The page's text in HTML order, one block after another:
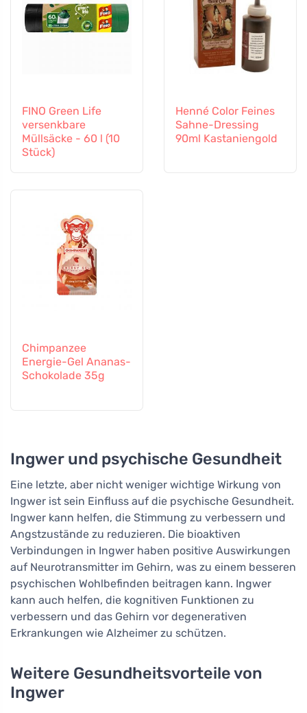
FINO Green Life
versenkbare
Müllsäcke - 60 l (10
Stück)
Henné Color Feines
Sahne-Dressing
90ml Kastaniengold
Chimpanzee
Energie-Gel Ananas-
Schokolade 35g
Ingwer und psychische Gesundheit
Eine letzte, aber nicht weniger wichtige Wirkung von
Ingwer ist sein Einfluss auf die psychische Gesundheit.
Ingwer kann helfen, die Stimmung zu verbessern und
Angstzustände zu reduzieren. Die bioaktiven
Verbindungen in Ingwer haben positive Auswirkungen
auf Neurotransmitter im Gehirn, was zu einem besseren
psychischen Wohlbefinden beitragen kann. Ingwer
kann auch helfen, die kognitiven Funktionen zu
verbessern und das Gehirn vor degenerativen
Erkrankungen wie Alzheimer zu schützen.
Weitere Gesundheitsvorteile von
Ingwer